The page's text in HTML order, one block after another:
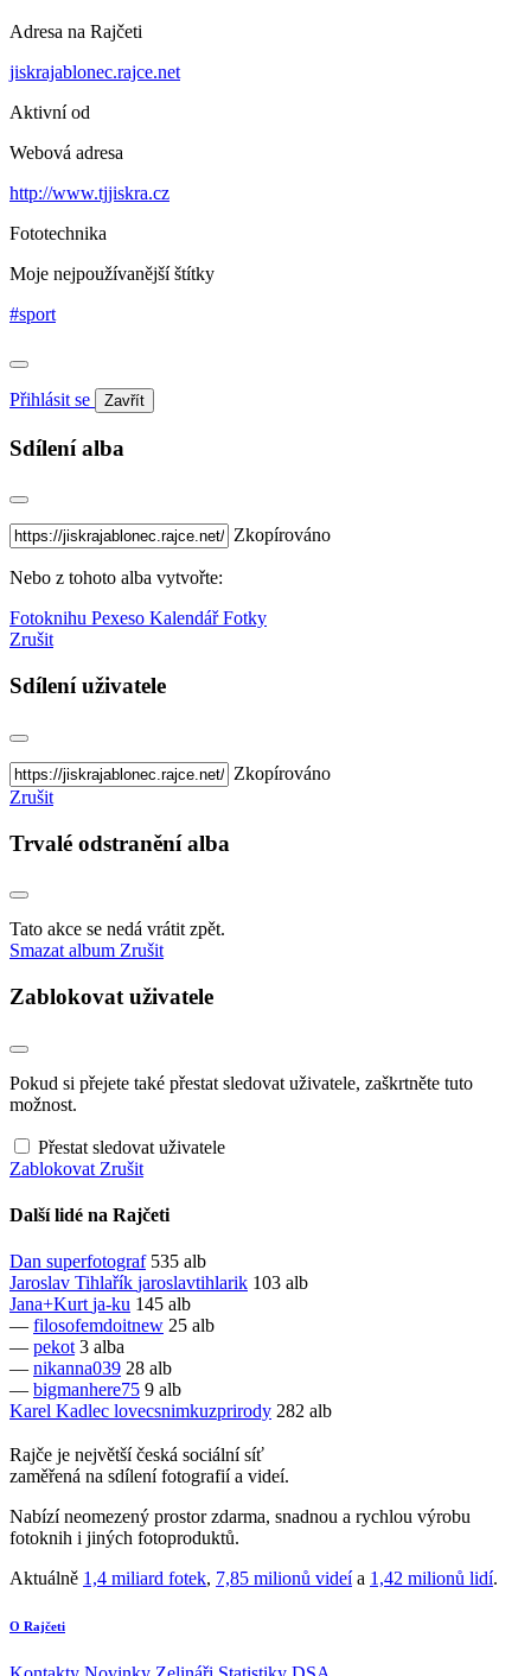
Adresa na Rajčeti
jiskrajablonec.rajce.net
Aktivní od
Webová adresa
http://www.tjjiskra.cz
Fototechnika
Moje nejpoužívanější štítky
#sport
Přihlásit se Zavřít
Sdílení alba
Zkopírováno
Nebo z tohoto alba vytvořte:
Fotoknihu Pexeso KalendářFotky
Zrušit
Sdílení uživatele
Zkopírováno
Zrušit
Trvalé odstranění alba
Tato akce se nedá vrátit zpět.
Smazat album Zrušit
Zablokovat uživatele
Pokud si přejete také přestat sledovat uživatele, zaškrtněte tuto
možnost.
Přestat sledovat uživatele
Zablokovat Zrušit
Další lidé na Rajčeti
Dan superfotograf 535 alb
Jaroslav Tihlařík jaroslavtihlarik 103 alb
Jana+Kurt ja-ku 145 alb
— filosofemdoitnew 25 alb
— pekot 3 alba
— nikanna039 28 alb
— bigmanhere75 9 alb
Karel Kadlec lovecsnimkuzprirody 282 alb
Rajče je největší česká sociální síť
zaměřená na sdílení fotografií a videí.
Nabízí neomezený prostor zdarma, snadnou a rychlou výrobu
fotoknih i jiných fotoproduktů.
Aktuálně 1,4 miliard fotek, 7,85 milionů videía 1,42 milionů lidí.
O Rajčeti